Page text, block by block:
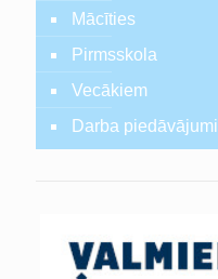
Mācīties
Pirmsskola
Vecākiem
Darba piedāvājumi